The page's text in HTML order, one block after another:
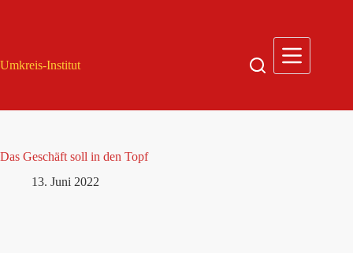
Umkreis-Institut
Das Geschäft soll in den Topf
13. Juni 2022